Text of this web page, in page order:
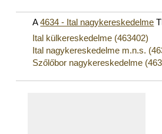
A4634 - Ital nagykereskedelme
Ital külkereskedelme (463402)
Ital nagykereskedelme m.n.s.
Szőlőbor nagykereskedelme